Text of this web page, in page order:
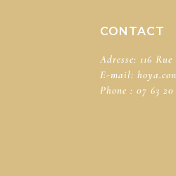
CONTACT
Adresse: 116
E-mail:
Phone : 07 63 20